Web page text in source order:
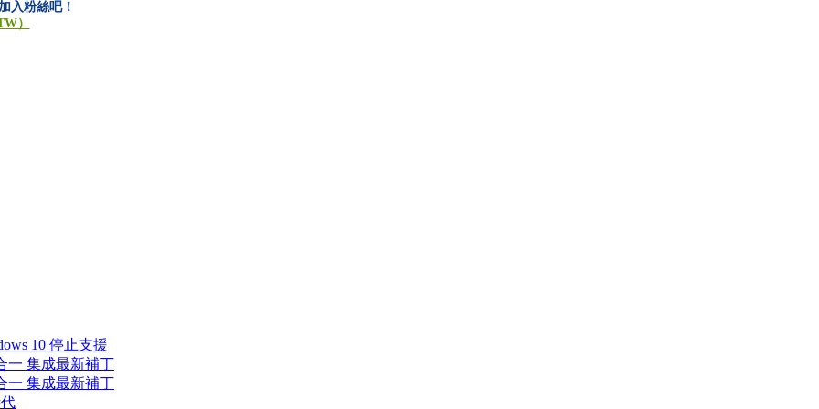
入粉絲吧！
）
10 停止支援
一 集成最新補丁
一 集成最新補丁